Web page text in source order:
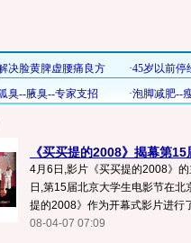
《买买提的2008》揭幕第
4月6日,影片《买买提的2008》
日,第15届北京大学生电影节在北
提的2008》作为开幕式影片进行
08-04-07 07:09